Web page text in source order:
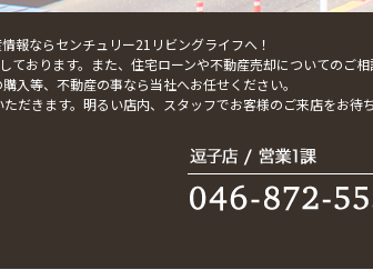
報ならセンチュリー21リビングライフへ！
おります。また、住宅ローンや不動産売却についてのご相
入等、不動産の事なら当社へお任せください。
だきます。明るい店内、スタッフでお客様のご来店をお待ち